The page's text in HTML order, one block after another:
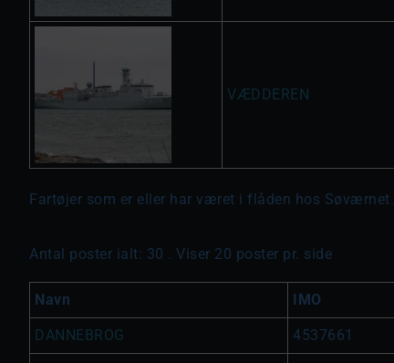
VÆDDEREN
Fartøjer som er eller har været i flåden hos Søværnet.
Antal poster ialt: 30 . Viser 20 poster pr. side
Navn IMO
DANNEBROG 4537661